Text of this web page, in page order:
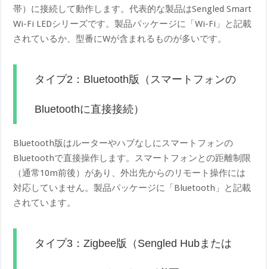
帯）に接続して動作します。代表的な製品はSengled Smart
Wi-Fi LEDシリーズです。製品パッケージに「Wi-Fi」と記載
されているか、型番にWが含まれるものが多いです。
タイプ2：Bluetooth版（スマートフォンの
Bluetoothに直接接続）
Bluetooth版はルーターやハブなしにスマートフォンの
Bluetoothで直接操作します。スマートフォンとの距離制限
（通常10m前後）があり、外出先からのリモート操作には
対応していません。製品パッケージに「Bluetooth」と記載
されています。
タイプ3：Zigbee版（Sengled Hubまたは